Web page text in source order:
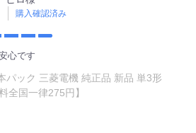
購入確認済み
心です
パック 三菱電機 純正品 新品 単3形
全国一律275円】